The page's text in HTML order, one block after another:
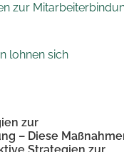
zur
lohnen sich
zur
– Diese